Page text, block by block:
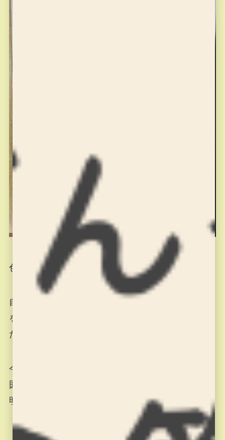
色んな「田」が出来上がりました。
自分が書いた作品を他の人の物を比べ、どこを気
を付けて書いたか1人ずつ発表し、最後に私の作っ
た手本を見せて終わりです。
今回は「同じ楷書でも余白を変えると全然違う雰
囲気になるんだよ」と実際に手本を見せながら説
明しました。
「田」の下の部分ですが、縦と横、どちらが出る